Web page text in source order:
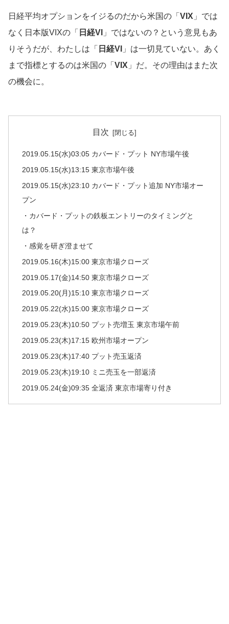
日経平均オプションをイジるのだから米国の「 VIX 」では
なく日本版VIXの「 日経VI 」ではないの？という意見もあ
りそうだが、わたしは「 日経VI 」は一切見ていない。あく
まで指標とするのは米国の「 VIX 」だ。その理由はまた次
の機会に。
目次
2019.05.15(水)03:05 カバード・プット NY市場午後
2019.05.15(水)13:15 東京市場午後
2019.05.15(水)23:10 カバード・プット追加 NY市場オー
プン
・カバード・プットの鉄板エントリーのタイミングと
は？
・感覚を研ぎ澄ませて
2019.05.16(木)15:00 東京市場クローズ
2019.05.17(金)14:50 東京市場クローズ
2019.05.20(月)15:10 東京市場クローズ
2019.05.22(水)15:00 東京市場クローズ
2019.05.23(木)10:50 プット売増玉 東京市場午前
2019.05.23(木)17:15 欧州市場オープン
2019.05.23(木)17:40 プット売玉返済
2019.05.23(木)19:10 ミニ売玉を一部返済
2019.05.24(金)09:35 全返済 東京市場寄り付き